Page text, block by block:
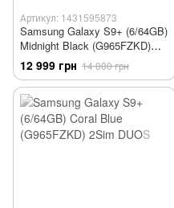
Артикул: 1431595873
Samsung Galaxy S9+ (6/64GB)
Midnight Black (G965FZKD)
2Sim DUOS
12 999 грн 14 000 грн